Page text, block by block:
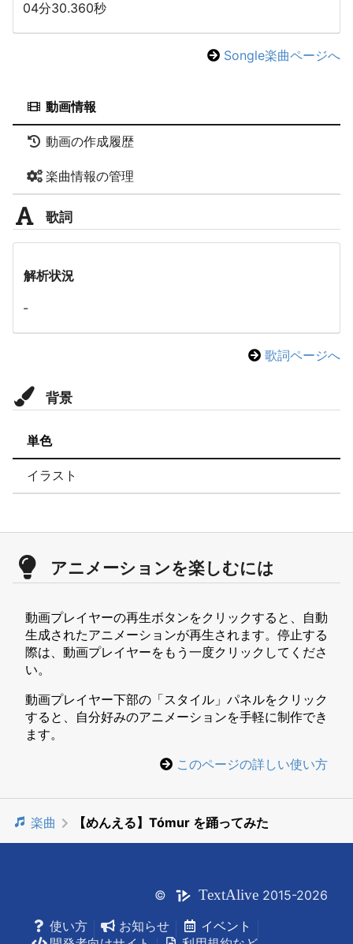
04分30.360秒
Songle楽曲ページへ
動画情報
動画の作成履歴
楽曲情報の管理
歌詞
解析状況
-
歌詞ページへ
背景
単色
イラスト
アニメーションを楽しむには
動画プレイヤーの再生ボタンをクリックすると、自動
生成されたアニメーションが再生されます。停止する
際は、動画プレイヤーをもう一度クリックしてくださ
い。
動画プレイヤー下部の「スタイル」パネルをクリック
すると、自分好みのアニメーションを手軽に制作でき
ます。
このページの詳しい使い方
楽曲 【めんえる】Tómur を踊ってみた
© TextAlive 2015-2026
使い方
お知らせ
イベント